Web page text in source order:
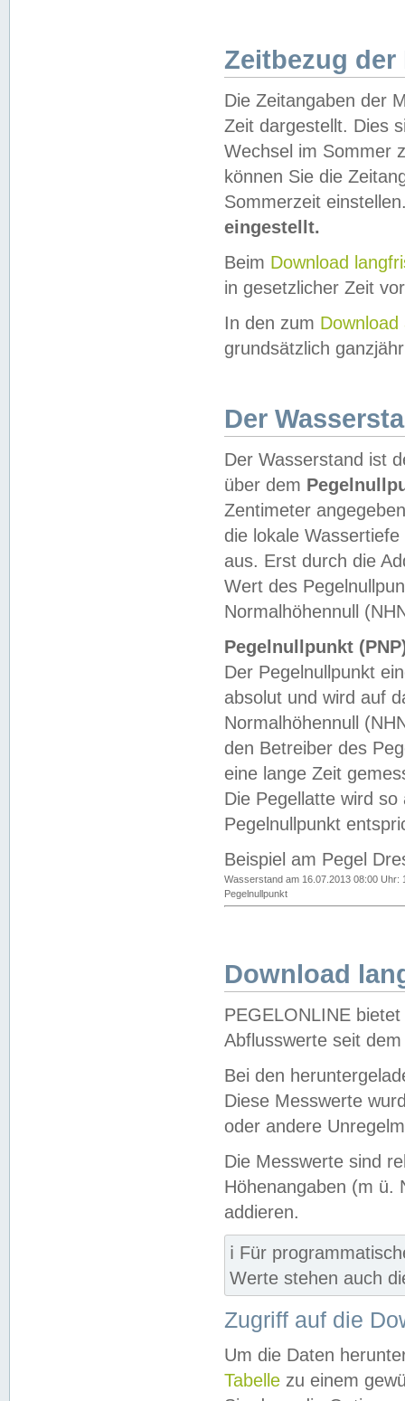
Zeitbezug der
Die Zeitangaben der
Zeit dargestellt. Dies
Wechsel im Sommer
können Sie die
Sommerzeit
eingestellt.
Beim Download
in gesetzlicher Zeit
In den zum Download
grundsätzlich
Der
Der Wasserstand ist
über dem
Zentimeter
die lokale
aus. Erst durch die
Wert des
Normalhöhennull
Pegelnullpunkt
Der Pegelnullpunkt
absolut und wird auf
Normalhöhennull
den Betreiber des
eine lange Zeit
Die Pegellatte wird
Pegelnullpunkt
Beispiel am Pegel
Wasserstand am 16.07.2013 08:00 Uhr:
Pegelnullpunkt
Download
PEGELONLINE
Abflusswerte seit
Bei den
Diese Messwerte
oder andere
Die Messwerte sind
Höhenangaben (m ü.
addieren.
ℹ️ Für
Werte stehen auch
Zugriff auf die
Um die Daten
Tabelle zu einem